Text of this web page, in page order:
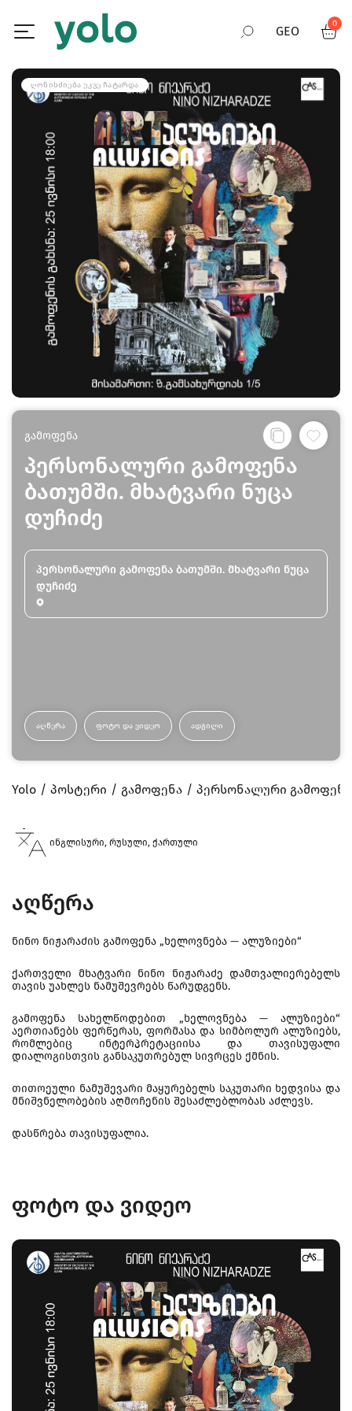
GEO
ENG
0
ᲦᲝᲜᲘᲡᲫᲘᲔᲑᲐ ᲣᲙᲕᲔ ᲩᲐᲢᲐᲠᲓᲐ
გამოფენა
პერსონალური გამოფენა
ბათუმში. მხატვარი ნუცა
დუჩიძე
პერსონალური გამოფენა ბათუმში. მხატვარი ნუცა
დუჩიძე
ᲐᲦᲬᲔᲠᲐ ᲤᲝᲢᲝ ᲓᲐ ᲕᲘᲓᲔᲝ ᲐᲓᲒᲘᲚᲘ
Yolo პოსტერი გამოფენა პერსონალური გამოფენა
ინგლისური, რუსული, ქართული
აღწერა
ნინო ნიჟარაძის გამოფენა „ხელოვნება — ალუზიები“
ქართველი მხატვარი ნინო ნიჟარაძე დამთვალიერებელს
თავის უახლეს ნამუშევრებს წარუდგენს.
გამოფენა სახელწოდებით „ხელოვნება — ალუზიები“
აერთიანებს ფერწერას, ფორმასა და სიმბოლურ ალუზიებს,
რომლებიც ინტერპრეტაციისა და თავისუფალი
დიალოგისთვის განსაკუთრებულ სივრცეს ქმნის.
თითოეული ნამუშევარი მაყურებელს საკუთარი ხედვისა და
მნიშვნელობების აღმოჩენის შესაძლებლობას აძლევს.
დასწრება თავისუფალია.
ფოტო და ვიდეო